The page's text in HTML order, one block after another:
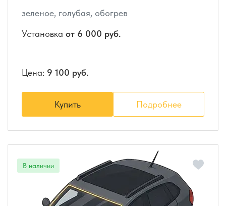
зеленое, голубая, обогрев
Установка от 6 000 руб.
Цена: 9 100 руб.
Купить Подробнее